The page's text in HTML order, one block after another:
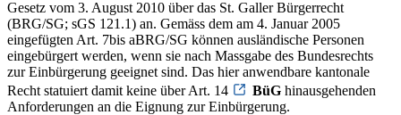
Gesetz vom 3. August 2010 über das St. Galler Bürgerrecht
(BRG/SG; sGS 121.1) an. Gemäss dem am 4. Januar 2005
eingefügten Art. 7bis aBRG/SG können ausländische Personen
eingebürgert werden, wenn sie nach Massgabe des Bundesrechts
zur Einbürgerung geeignet sind. Das hier anwendbare kantonale
Recht statuiert damit keine über Art. 14
BüG hinausgehenden
Anforderungen an die Eignung zur Einbürgerung.